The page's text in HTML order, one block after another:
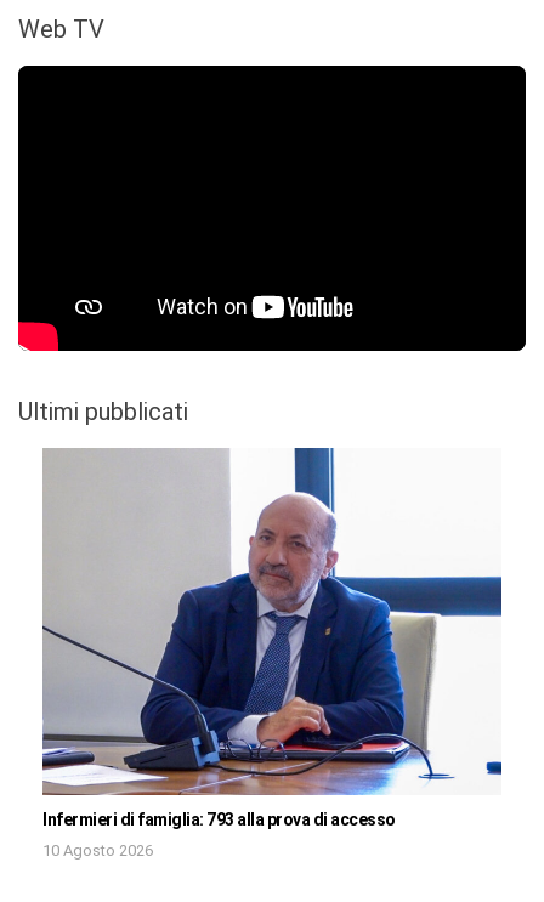
Web TV
Ultimi pubblicati
Infermieri di famiglia: 793 alla prova di accesso
10 Agosto 2026